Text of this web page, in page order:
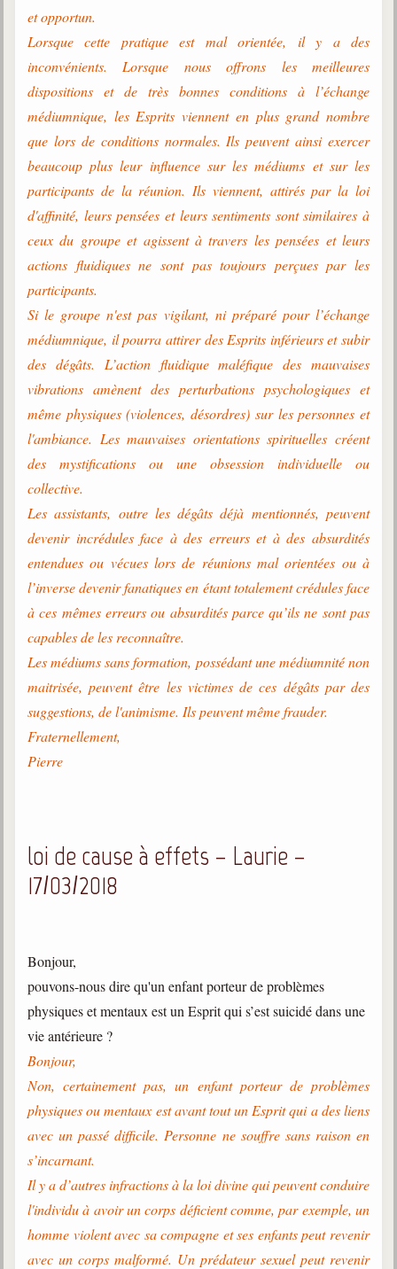
et opportun.
Lorsque cette pratique est mal orientée, il y a des
inconvénients. Lorsque nous offrons les meilleures
dispositions et de très bonnes conditions à l’échange
médiumnique, les Esprits viennent en plus grand nombre
que lors de conditions normales. Ils peuvent ainsi exercer
beaucoup plus leur influence sur les médiums et sur les
participants de la réunion. Ils viennent, attirés par la loi
d'affinité, leurs pensées et leurs sentiments sont similaires à
ceux du groupe et agissent à travers les pensées et leurs
actions fluidiques ne sont pas toujours perçues par les
participants.
Si le groupe n'est pas vigilant, ni préparé pour l’échange
médiumnique, il pourra attirer des Esprits inférieurs et subir
des dégâts. L’action fluidique maléfique des mauvaises
vibrations amènent des perturbations psychologiques et
même physiques (violences, désordres) sur les personnes et
l'ambiance. Les mauvaises orientations spirituelles créent
des mystifications ou une obsession individuelle ou
collective.
Les assistants, outre les dégâts déjà mentionnés, peuvent
devenir incrédules face à des erreurs et à des absurdités
entendues ou vécues lors de réunions mal orientées ou à
l’inverse devenir fanatiques en étant totalement crédules face
à ces mêmes erreurs ou absurdités parce qu’ils ne sont pas
capables de les reconnaître.
Les médiums sans formation, possédant une médiumnité non
maitrisée, peuvent être les victimes de ces dégâts par des
suggestions, de l'animisme. Ils peuvent même frauder.
Fraternellement,
Pierre
loi de cause à effets – Laurie –
17/03/2018
Bonjour,
pouvons-nous dire qu'un enfant porteur de problèmes
physiques et mentaux est un Esprit qui s’est suicidé dans une
vie antérieure ?
Bonjour,
Non, certainement pas, un enfant porteur de problèmes
physiques ou mentaux est avant tout un Esprit qui a des liens
avec un passé difficile. Personne ne souffre sans raison en
s’incarnant.
Il y a d’autres infractions à la loi divine qui peuvent conduire
l'individu à avoir un corps déficient comme, par exemple, un
homme violent avec sa compagne et ses enfants peut revenir
avec un corps malformé. Un prédateur sexuel peut revenir